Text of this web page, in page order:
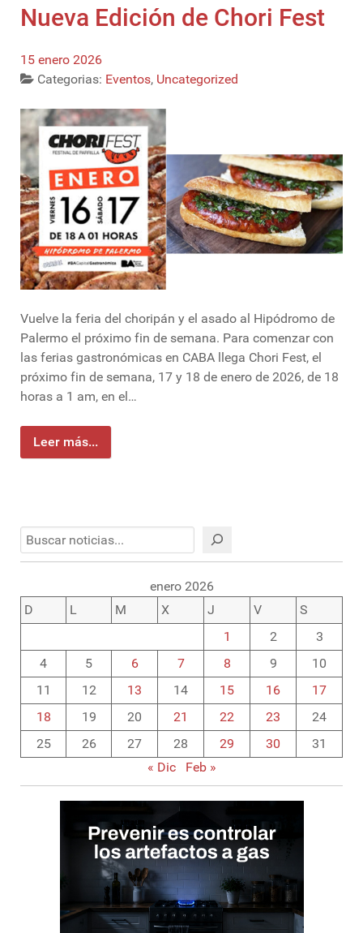
Nueva Edición de Chori Fest
15 enero 2026
Categorias: Eventos, Uncategorized
Vuelve la feria del choripán y el asado al Hipódromo de
Palermo el próximo fin de semana. Para comenzar con
las ferias gastronómicas en CABA llega Chori Fest, el
próximo fin de semana, 17 y 18 de enero de 2026, de 18
horas a 1 am, en el…
Leer más...
Buscar
enero 2026
D
L M X J V
S
1
2
3
4
5 6 7 8 9
10
11
12 13 14 15 16
17
18
19 20 21 22 23
24
25
26 27 28 29 30
31
« Dic
Feb »